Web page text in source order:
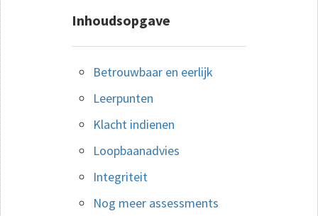
Inhoudsopgave
Betrouwbaar en eerlijk
Leerpunten
Klacht indienen
Loopbaanadvies
Integriteit
Nog meer assessments